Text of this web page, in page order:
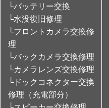
└バッテリー交換
└水没復旧修理
└フロントカメラ交換修
理
└バックカメラ交換修理
└カメラレンズ交換修理
└ドックコネクター交換
修理（充電部分）